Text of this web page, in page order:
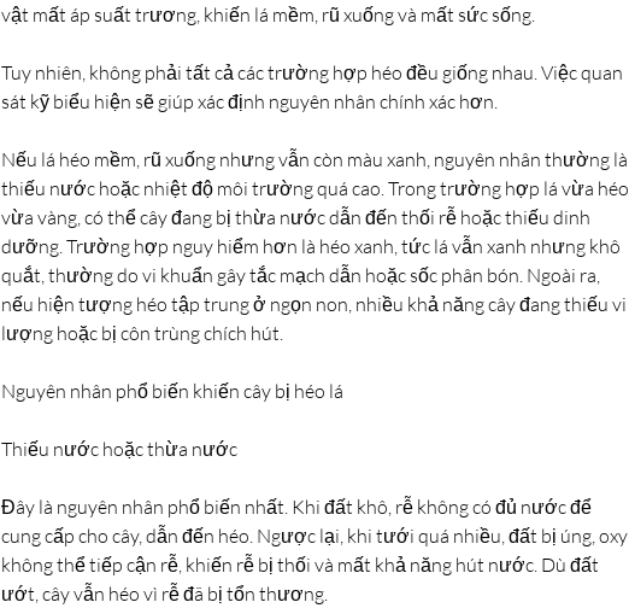
vật mất áp suất trương, khiến lá mềm, rũ xuống và mất sức sống.
Tuy nhiên, không phải tất cả các trường hợp héo đều giống nhau. Việc quan
sát kỹ biểu hiện sẽ giúp xác định nguyên nhân chính xác hơn.
Nếu lá héo mềm, rũ xuống nhưng vẫn còn màu xanh, nguyên nhân thường là
thiếu nước hoặc nhiệt độ môi trường quá cao. Trong trường hợp lá vừa héo
vừa vàng, có thể cây đang bị thừa nước dẫn đến thối rễ hoặc thiếu dinh
dưỡng. Trường hợp nguy hiểm hơn là héo xanh, tức lá vẫn xanh nhưng khô
quắt, thường do vi khuẩn gây tắc mạch dẫn hoặc sốc phân bón. Ngoài ra,
nếu hiện tượng héo tập trung ở ngọn non, nhiều khả năng cây đang thiếu vi
lượng hoặc bị côn trùng chích hút.
Nguyên nhân phổ biến khiến cây bị héo lá
Thiếu nước hoặc thừa nước
Đây là nguyên nhân phổ biến nhất. Khi đất khô, rễ không có đủ nước để
cung cấp cho cây, dẫn đến héo. Ngược lại, khi tưới quá nhiều, đất bị úng, oxy
không thể tiếp cận rễ, khiến rễ bị thối và mất khả năng hút nước. Dù đất
ướt, cây vẫn héo vì rễ đã bị tổn thương.